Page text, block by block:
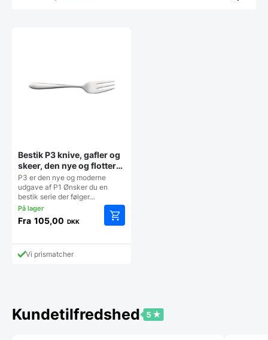
Bestik P3 knive, gafler og
skeer, den nye og flottere
version af P1 – Sæt á 12
stk
P3 er den nye og moderne
udgave af P1 Ønsker du en
bestik serie der følger…
Fra 105,00 DKK
vare
vælges
på
Vi prismatcher
Kundetilfredshed